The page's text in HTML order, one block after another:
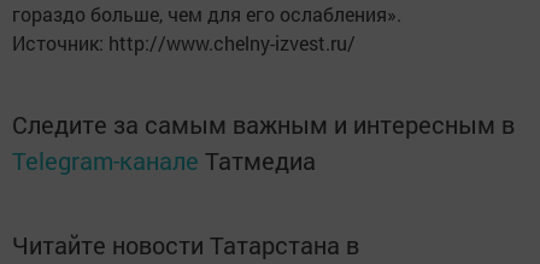
гораздо больше, чем для его ослабления».
Источник: http://www.chelny-izvest.ru/
Следите за самым важным и интересным в
Telegram-канале Татмедиа
Читайте новости Татарстана в